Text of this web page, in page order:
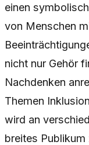
einen
von Menschen
nicht nur Gehör
Nachdenken
Themen
wird an
breites